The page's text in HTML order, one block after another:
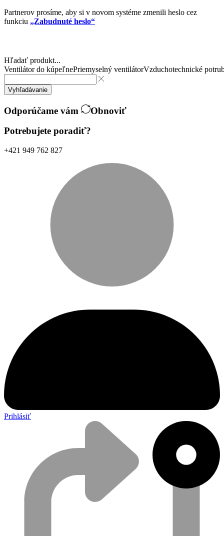
Partnerov prosíme, aby si v novom systéme zmenili heslo cez
funkciu „Zabudnuté heslo“
Hľadať produkt...
Ventilátor do kúpeľnePriemyselný ventilátorVzduchotechnické
Vyhľadávanie
Odporúčame vám
Obnoviť
Potrebujete poradiť?
+421 949 762 827
Prihlásiť